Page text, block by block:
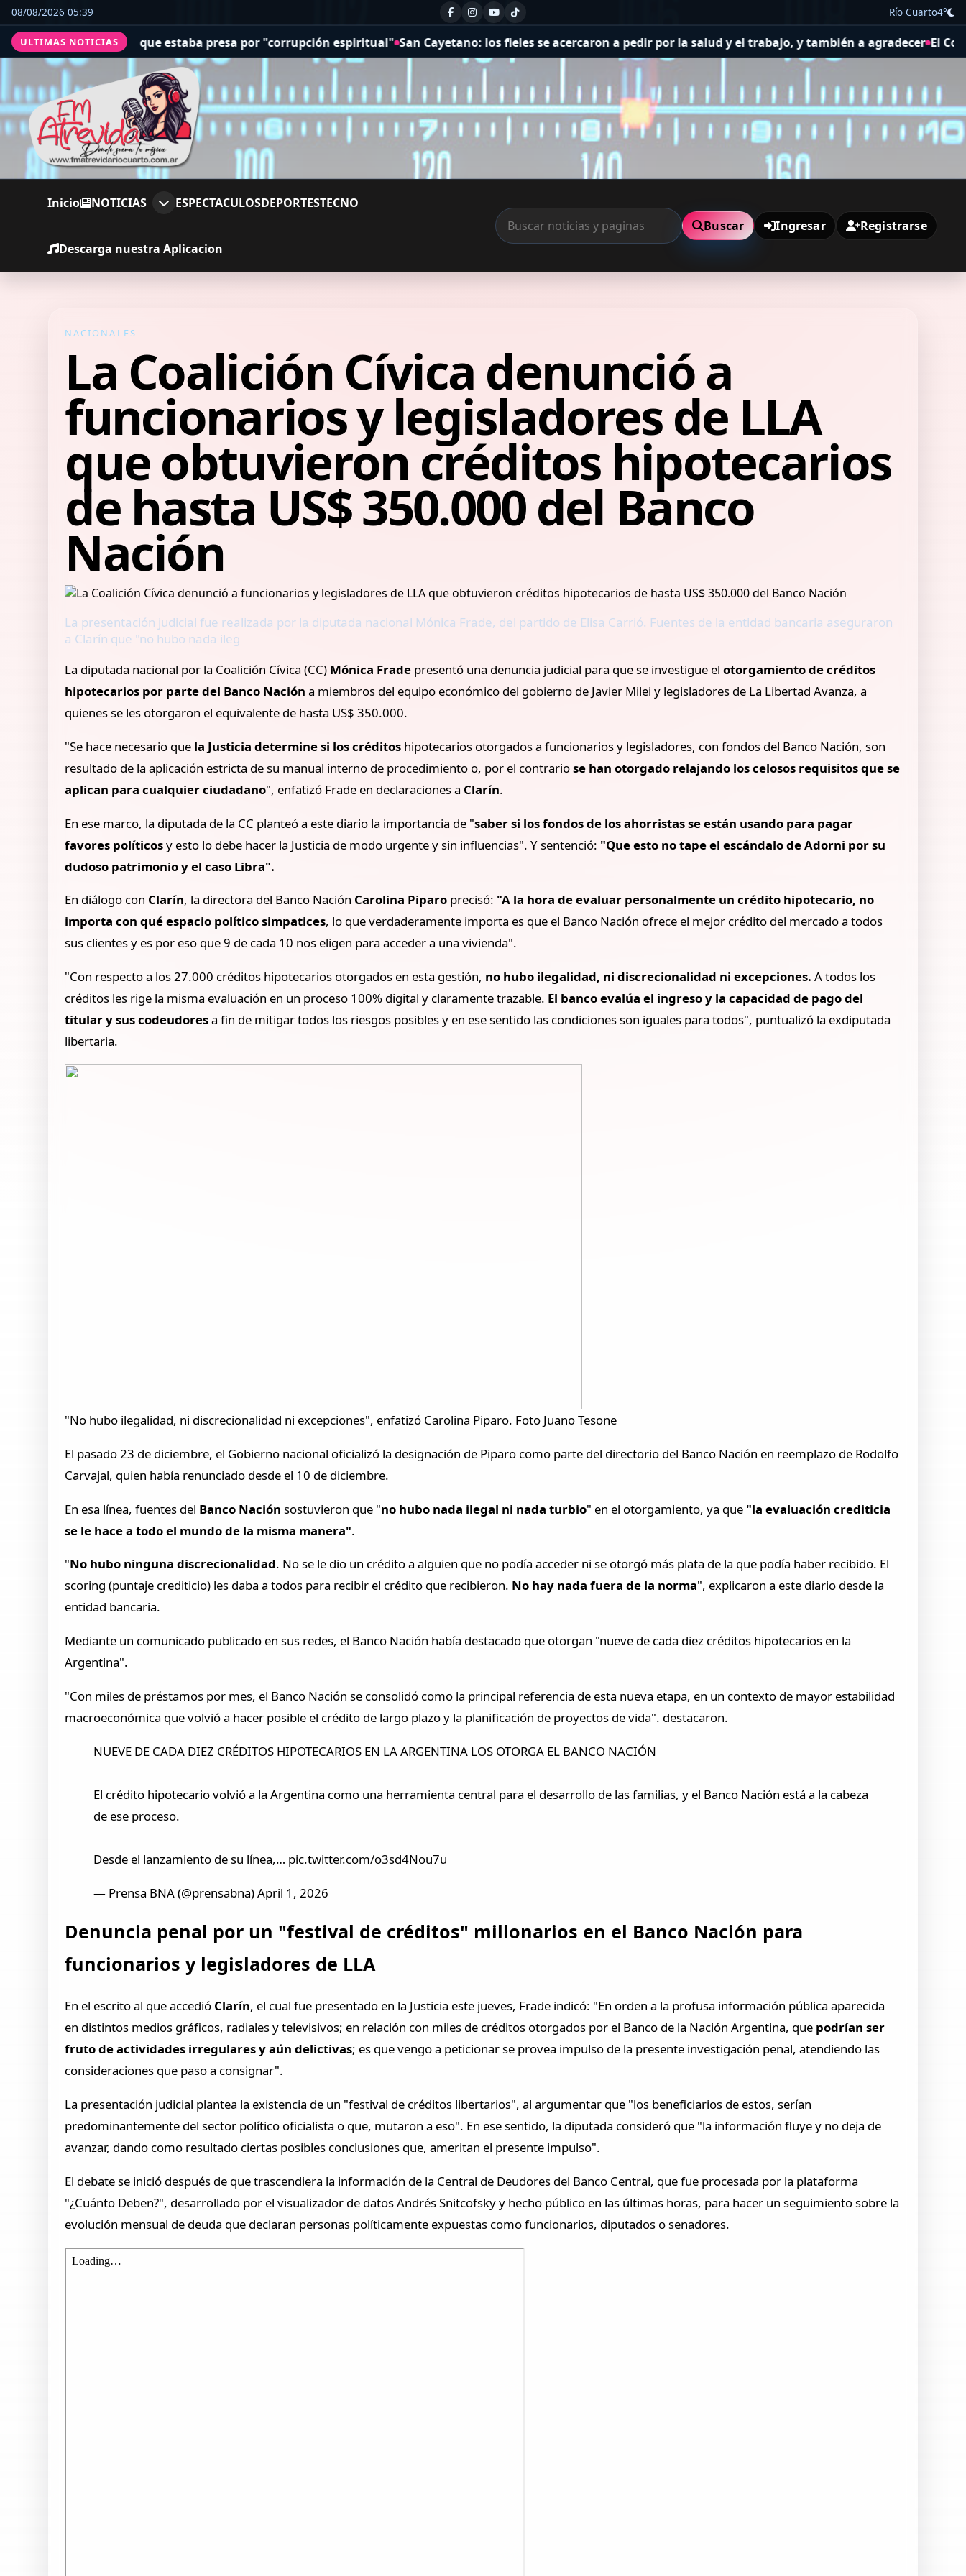
08/08/2026 05:39 Río Cuarto4°
ULTIMAS NOTICIAS
que estaba presa por "corrupción espiritual" San Cayetano: los fieles se acercaron a pedir por la salud y el trabajo, y también a agradecer El Concejo Deliberante
Inicio NOTICIAS ESPECTACULOSDEPORTESTECNO
Descarga nuestra Aplicacion
Buscar Ingresar Registrarse
NACIONALES
La Coalición Cívica denunció a
funcionarios y legisladores de LLA
que obtuvieron créditos hipotecarios
de hasta US$ 350.000 del Banco
Nación
La presentación judicial fue realizada por la diputada nacional Mónica Frade, del partido de Elisa Carrió. Fuentes de la entidad bancaria aseguraron
a Clarín que "no hubo nada ileg
La diputada nacional por la Coalición Cívica (CC) Mónica Frade presentó una denuncia judicial para que se investigue elotorgamiento de créditos
hipotecarios por parte del Banco Nación a miembros del equipo económico del gobierno de Javier Milei y legisladores de La Libertad Avanza, a
quienes se les otorgaron el equivalente de hasta US$ 350.000.
"Se hace necesario que la Justicia determine si los créditos hipotecarios otorgados a funcionarios y legisladores, con fondos del Banco Nación, son
resultado de la aplicación estricta de su manual interno de procedimiento o, por el contrariose han otorgado relajando los celosos requisitos que se
aplican para cualquier ciudadano", enfatizó Frade en declaraciones a Clarín.
En ese marco, la diputada de la CC planteó a este diario la importancia de "saber si los fondos de los ahorristas se están usando para pagar
favores políticosy esto lo debe hacer la Justicia de modo urgente y sin influencias". Y sentenció: "Que esto no tape el escándalo de Adorni por su
dudoso patrimonio y el caso Libra".
En diálogo con Clarín, la directora del Banco Nación Carolina Piparo precisó: "A la hora de evaluar personalmente un crédito hipotecario, no
importa con qué espacio político simpatices, lo que verdaderamente importa es que el Banco Nación ofrece el mejor crédito del mercado a todos
sus clientes y es por eso que 9 de cada 10 nos eligen para acceder a una vivienda".
"Con respecto a los 27.000 créditos hipotecarios otorgados en esta gestión, no hubo ilegalidad, ni discrecionalidad ni excepciones.A todos los
créditos les rige la misma evaluación en un proceso 100% digital y claramente trazable. El banco evalúa el ingreso y la capacidad de pago del
titular y sus codeudoresa fin de mitigar todos los riesgos posibles y en ese sentido las condiciones son iguales para todos", puntualizó la exdiputada
libertaria.
"No hubo ilegalidad, ni discrecionalidad ni excepciones", enfatizó Carolina Piparo. Foto Juano Tesone
El pasado 23 de diciembre, el Gobierno nacional oficializó la designación de Piparo como parte del directorio del Banco Nación en reemplazo de Rodolfo
Carvajal, quien había renunciado desde el 10 de diciembre.
En esa línea, fuentes del Banco Nación sostuvieron que "no hubo nada ilegal ni nada turbio" en el otorgamiento, ya que "la evaluación crediticia
se le hace a todo el mundo de la misma manera".
"No hubo ninguna discrecionalidad. No se le dio un crédito a alguien que no podía acceder ni se otorgó más plata de la que podía haber recibido. El
scoring (puntaje crediticio) les daba a todos para recibir el crédito que recibieron. No hay nada fuera de la norma", explicaron a este diario desde la
entidad bancaria.
Mediante un comunicado publicado en sus redes, el Banco Nación había destacado que otorgan "nueve de cada diez créditos hipotecarios en la
Argentina".
"Con miles de préstamos por mes, el Banco Nación se consolidó como la principal referencia de esta nueva etapa, en un contexto de mayor estabilidad
macroeconómica que volvió a hacer posible el crédito de largo plazo y la planificación de proyectos de vida". destacaron.
NUEVE DE CADA DIEZ CRÉDITOS HIPOTECARIOS EN LA ARGENTINA LOS OTORGA EL BANCO NACIÓN
El crédito hipotecario volvió a la Argentina como una herramienta central para el desarrollo de las familias, y el Banco Nación está a la cabeza
de ese proceso.
Desde el lanzamiento de su línea,… pic.twitter.com/o3sd4Nou7u
— Prensa BNA (@prensabna) April 1, 2026
Denuncia penal por un "festival de créditos" millonarios en el Banco Nación para
funcionarios y legisladores de LLA
En el escrito al que accedió Clarín, el cual fue presentado en la Justicia este jueves, Frade indicó: "En orden a la profusa información pública aparecida
en distintos medios gráficos, radiales y televisivos; en relación con miles de créditos otorgados por el Banco de la Nación Argentina, que podrían ser
fruto de actividades irregulares y aún delictivas; es que vengo a peticionar se provea impulso de la presente investigación penal, atendiendo las
consideraciones que paso a consignar".
La presentación judicial plantea la existencia de un "festival de créditos libertarios", al argumentar que "los beneficiarios de estos, serían
predominantemente del sector político oficialista o que, mutaron a eso". En ese sentido, la diputada consideró que "la información fluye y no deja de
avanzar, dando como resultado ciertas posibles conclusiones que, ameritan el presente impulso".
El debate se inició después de que trascendiera la información de la Central de Deudores del Banco Central, que fue procesada por la plataforma
"¿Cuánto Deben?", desarrollado por el visualizador de datos Andrés Snitcofsky y hecho público en las últimas horas, para hacer un seguimiento sobre la
evolución mensual de deuda que declaran personas políticamente expuestas como funcionarios, diputados o senadores.